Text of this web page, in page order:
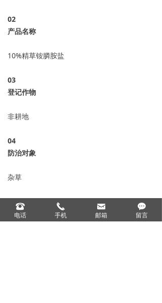
02
产品名称
10%精草铵膦胺盐
03
登记作物
非耕地
04
防治对象
杂草
05
登记用量
뀰
电话
끅
手机
낂
邮箱
끁
留言